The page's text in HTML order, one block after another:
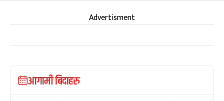
Advertisment
आगामी बिदाहरु